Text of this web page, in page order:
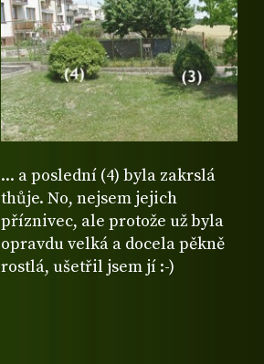
... a poslední (4) byla zakrslá
thůje. No, nejsem jejich
příznivec, ale protože už byla
opravdu velká a docela pěkně
rostlá, ušetřil jsem jí :-)